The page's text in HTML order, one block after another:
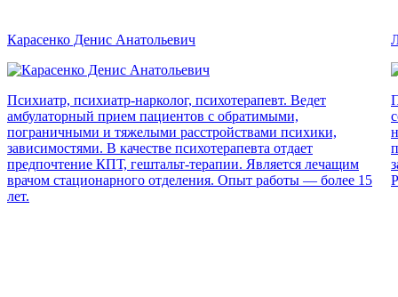
Карасенко Денис Анатольевич
Психиатр, психиатр-нарколог, психотерапевт. Ведет
амбулаторный прием пациентов с обратимыми,
пограничными и тяжелыми расстройствами психики,
зависимостями. В качестве психотерапевта отдает
предпочтение КПТ, гештальт-терапии. Является лечащим
врачом стационарного отделения. Опыт работы — более 15
лет.